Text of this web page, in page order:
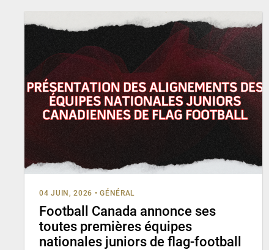
04 JUIN, 2026 • GÉNÉRAL
Football Canada annonce ses
toutes premières équipes
nationales juniors de flag-football